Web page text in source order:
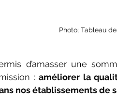
Photo; Tableau
d’amasser une
: améliorer la
nos établissements de